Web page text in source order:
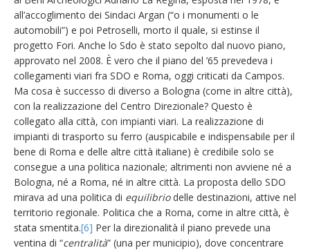
all’accoglimento dei Sindaci Argan (“o i monumenti o le
automobili”) e poi Petroselli, morto il quale, si estinse il
progetto Fori. Anche lo Sdo è stato sepolto dal nuovo piano,
approvato nel 2008. È vero che il piano del ’65 prevedeva i
collegamenti viari fra SDO e Roma, oggi criticati da Campos.
Ma cosa è successo di diverso a Bologna (come in altre città),
con la realizzazione del Centro Direzionale? Questo è
collegato alla città, con impianti viari. La realizzazione di
impianti di trasporto su ferro (auspicabile e indispensabile per il
bene di Roma e delle altre città italiane) è credibile solo se
consegue a una politica nazionale; altrimenti non avviene né a
Bologna, né a Roma, né in altre città. La proposta dello SDO
mirava ad una politica di equilibriodelle destinazioni, attive nel
territorio regionale. Politica che a Roma, come in altre città, è
stata smentita.[6] Per la direzionalità il piano prevede una
ventina di “centralità” (una per municipio), dove concentrare